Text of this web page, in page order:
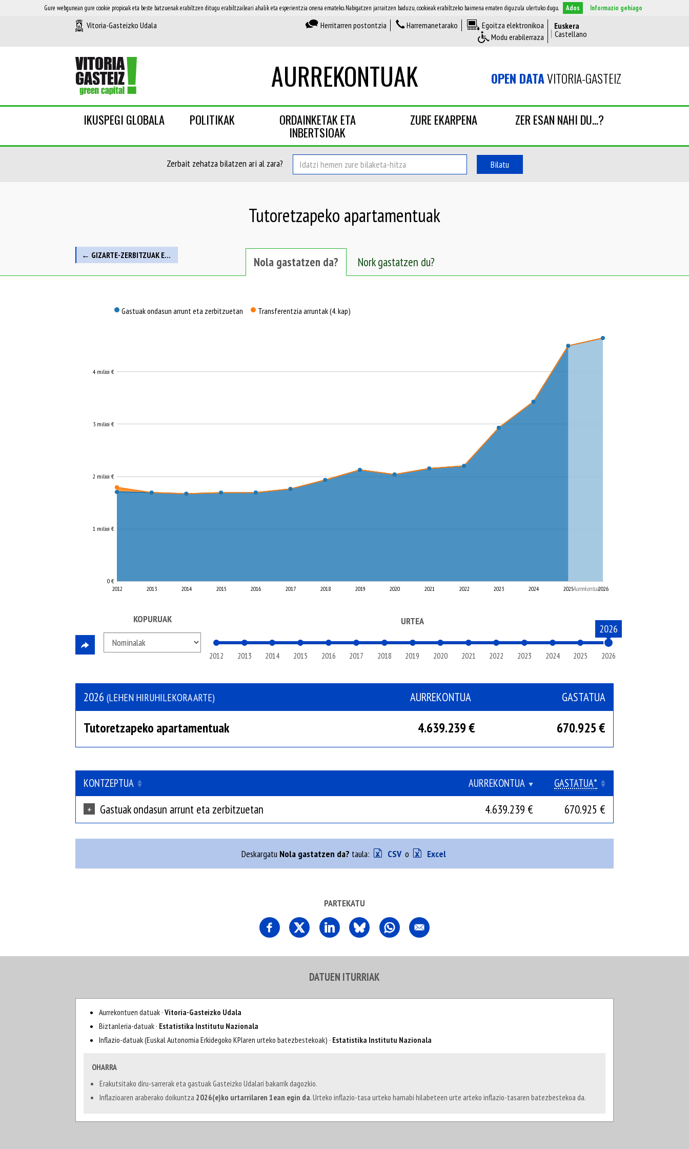
Gure webgunean gure cookie propioak eta beste batzuenak erabiltzen ditugu erabiltzaileari ahalik eta esperientzia onena emateko. Nabigatzen jarraitzen baduzu, cookieak erabiltzeko baimena ematen diguzula ulertuko dugu. Ados Informazio gehiago
Vitoria-Gasteizko Udala Herritarren postontzia Harremanetarako
Egoitza elektronikoa
Modu erabilerraza
AURREKONTUAK OPEN DATAVITORIA-GASTEIZ
IKUSPEGI GLOBALA POLITIKAK ORDAINKETAK ETA
INBERTSIOAK
ZURE EKARPENA ZER ESAN NAHI DU...?
Zerbait zehatza bilatzen ari al zara? Bilatu
← GIZARTE-ZERBITZUAK ETA GIZARTE-SUSTAPENA
Tutoretzapeko apartamentuak
Nola gastatzen da? Nork gastatzen du?
Nola gastatzen da?
Gastuak ondasun arrunt eta zerbitzuetan Transferentzia arruntak (4. kap)
2012 2013 2014 2015 2016 2017 2018 2019 2020 2021 2022 2023 2024 2025 2026
0 €
1 milioi €
2 milioi €
3 milioi €
4 milioi €
Aurrekontua
KOPURUAK URTEA
2026
2012 2013 2014 2015 2016 2017 2018 2019 2020 2021 2022 2023 2024 2025 2026
2026 (LEHEN HIRUHILEKORA ARTE) AURREKONTUA GASTATUA
Tutoretzapeko apartamentuak 4.639.239 € 670.925 €
KONTZEPTUA AURREKONTUA GASTATUA*
+ Gastuak ondasun arrunt eta zerbitzuetan 4.639.239 € 670.925 €
Deskargatu Nola gastatzen da? taula: CSV o Excel
PARTEKATU
DATUEN ITURRIAK
Aurrekontuen datuak · Vitoria-Gasteizko Udala
Biztanleria-datuak · Estatistika Institutu Nazionala
Inflazio-datuak (Euskal Autonomia Erkidegoko KPIaren urteko batezbestekoak) · Estatistika Institutu Nazionala
OHARRA
Erakutsitako diru-sarrerak eta gastuak Gasteizko Udalari bakarrik dagozkio.
Inflazioaren araberako doikuntza 2026(e)ko urtarrilaren 1ean egin da. Urteko inflazio-tasa urteko hamabi hilabeteen urte arteko inflazio-tasaren batezbestekoa da.